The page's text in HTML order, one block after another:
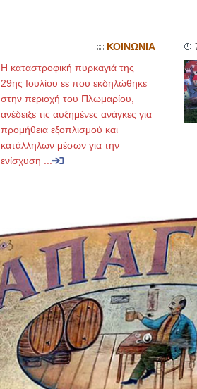
ΚΟΙΝΩΝΙΑ
Η καταστροφική πυρκαγιά της
29ης Ιουλίου εε που εκδηλώθηκε
στην περιοχή του Πλωμαρίου,
ανέδειξε τις αυξημένες ανάγκες για
προμήθεια εξοπλισμού και
κατάλληλων μέσων για την
ενίσχυση ...